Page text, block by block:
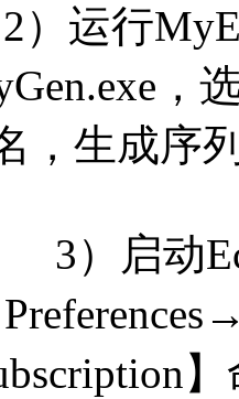
2）运行
，
，生成序
3）启动